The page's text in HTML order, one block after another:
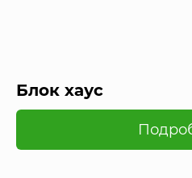
Блок хаус